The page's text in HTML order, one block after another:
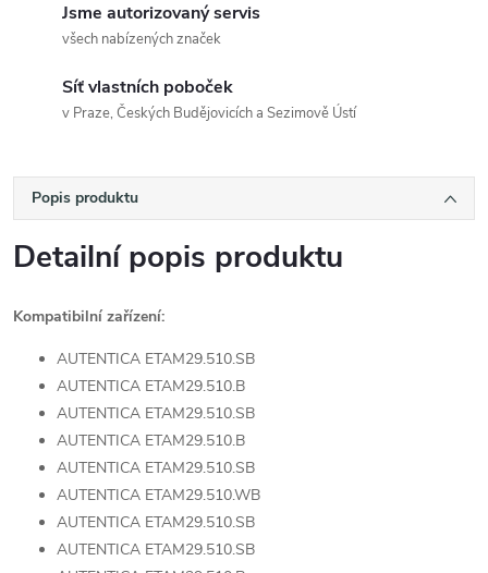
Jsme autorizovaný servis
všech nabízených značek
Síť vlastních poboček
v Praze, Českých Budějovicích a Sezimově Ústí
Popis produktu
Detailní popis produktu
Kompatibilní zařízení:
AUTENTICA ETAM29.510.SB
AUTENTICA ETAM29.510.B
AUTENTICA ETAM29.510.SB
AUTENTICA ETAM29.510.B
AUTENTICA ETAM29.510.SB
AUTENTICA ETAM29.510.WB
AUTENTICA ETAM29.510.SB
AUTENTICA ETAM29.510.SB